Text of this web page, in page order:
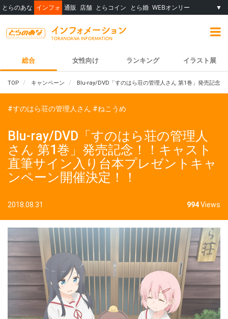
とらのあな インフォ 通販 店舗 とらコイン とら婚 WEBオンリー ▼
総合 女性向け ランキング イラスト展
TOP キャンペーン Blu-ray/DVD「すのはら荘の管理人さん 第1巻」発売記念
#すのはら荘の管理人さん #ねこうめ
Blu-ray/DVD「すのはら荘の管理人
さん 第1巻」発売記念！！キャスト
直筆サイン入り台本プレゼントキャ
ンペーン開催決定！！
2018.08.31 994Views